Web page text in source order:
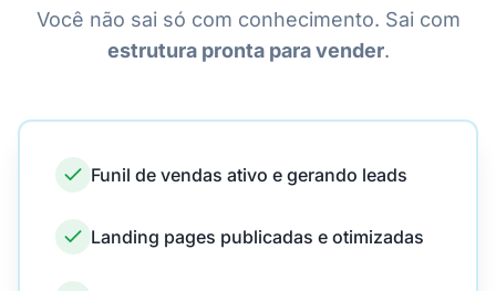
Você não sai só com conhecimento. Sai com
estrutura pronta para vender.
Funil de vendas ativo e gerando leads
Landing pages publicadas e otimizadas